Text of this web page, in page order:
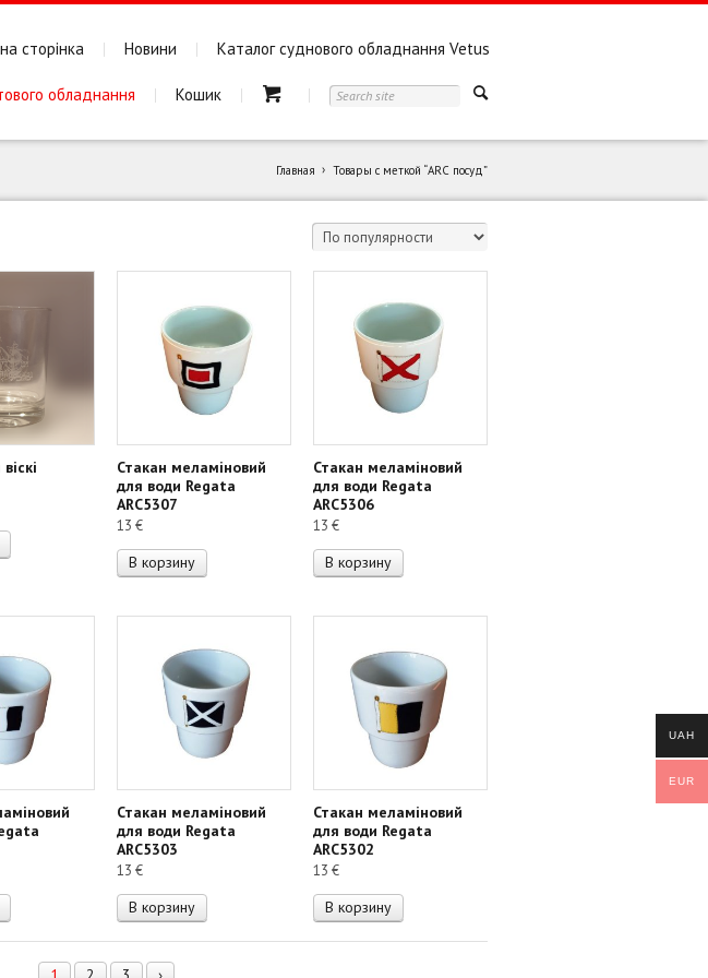
сторінка Новини Каталог суднового обладнання Vetus
обладнання Кошик
Главная Товары с меткой “ARC посуд”
Стакан меламіновий
для води Regata
ARC5307
13 €
В корзину
Стакан меламіновий
для води Regata
ARC5306
13 €
В корзину
Стакан меламіновий
для води Regata
ARC5303
13 €
В корзину
Стакан меламіновий
для води Regata
ARC5302
13 €
В корзину
UAH
EUR